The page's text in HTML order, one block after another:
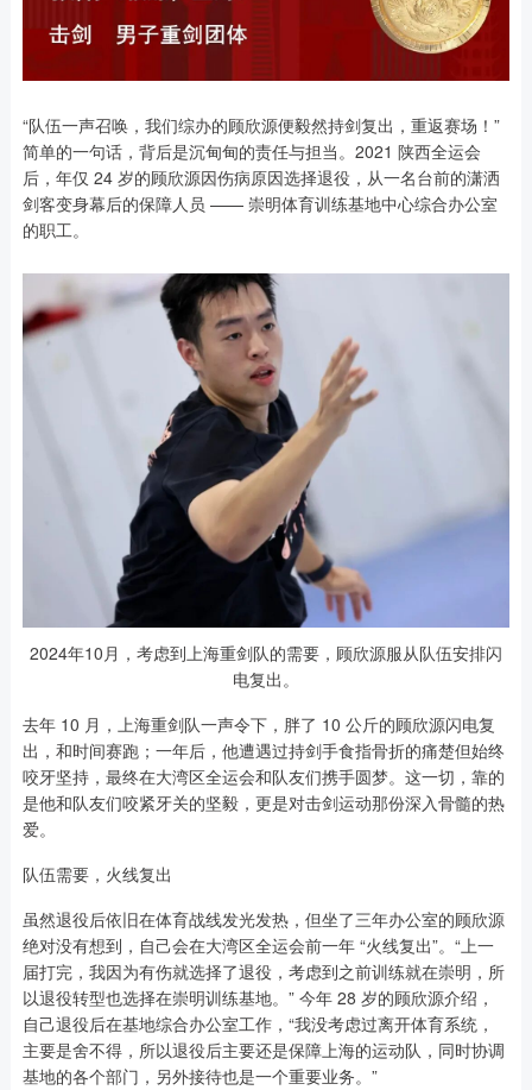
“队伍一声召唤，我们综办的顾欣源便毅然持剑复出，重返赛场！”
简单的一句话，背后是沉甸甸的责任与担当。2021 陕西全运会
后，年仅 24 岁的顾欣源因伤病原因选择退役，从一名台前的潇洒
剑客变身幕后的保障人员 —— 崇明体育训练基地中心综合办公室
的职工。
2024年10月，考虑到上海重剑队的需要，顾欣源服从队伍安排闪
电复出。
去年 10 月，上海重剑队一声令下，胖了 10 公斤的顾欣源闪电复
出，和时间赛跑；一年后，他遭遇过持剑手食指骨折的痛楚但始终
咬牙坚持，最终在大湾区全运会和队友们携手圆梦。这一切，靠的
是他和队友们咬紧牙关的坚毅，更是对击剑运动那份深入骨髓的热
爱。
队伍需要，火线复出
虽然退役后依旧在体育战线发光发热，但坐了三年办公室的顾欣源
绝对没有想到，自己会在大湾区全运会前一年 “火线复出”。“上一
届打完，我因为有伤就选择了退役，考虑到之前训练就在崇明，所
以退役转型也选择在崇明训练基地。” 今年 28 岁的顾欣源介绍，
自己退役后在基地综合办公室工作，“我没考虑过离开体育系统，
主要是舍不得，所以退役后主要还是保障上海的运动队，同时协调
基地的各个部门，另外接待也是一个重要业务。”